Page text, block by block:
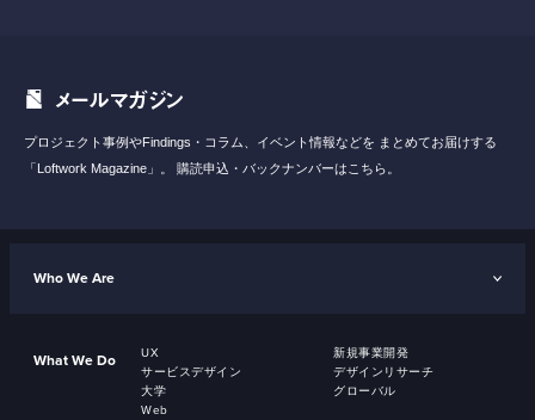
メールマガジン
プロジェクト事例やFindings・コラム、イベント情報などを まとめてお届けする
「Loftwork Magazine」。
購読申込・バックナンバーはこちら。
Who We Are
What We Do UX
新規事業開発
サービスデザイン
デザインリサーチ
大学
グローバル
Web